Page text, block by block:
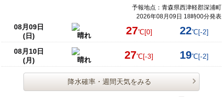
予報地点：青森県西津軽郡深浦町
2026年08月09日 18時00分発表
08月09日
(日)
晴れ 27℃[0] 22℃[-2]
08月10日
(月)
晴れ 27℃[-3] 19℃[-2]
降水確率・週間天気をみる